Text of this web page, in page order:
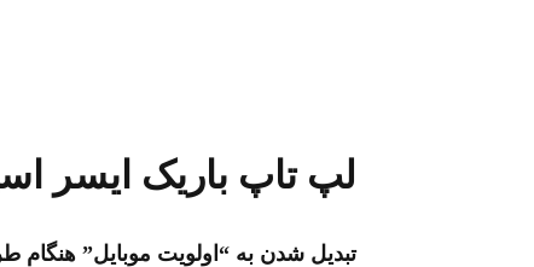
لپ تاپ باریک ایسر
تبدیل شدن به “اولویت موبایل”